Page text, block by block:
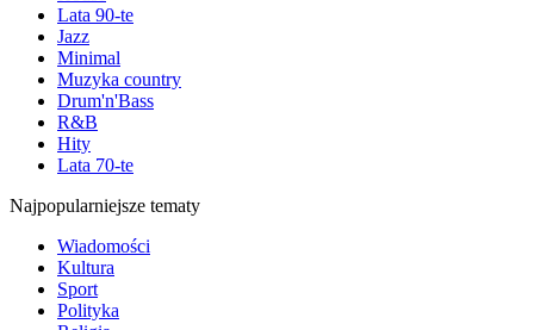
Lata 90-te
Jazz
Minimal
Muzyka country
Drum'n'Bass
R&B
Hity
Lata 70-te
Najpopularniejsze tematy
Wiadomości
Kultura
Sport
Polityka